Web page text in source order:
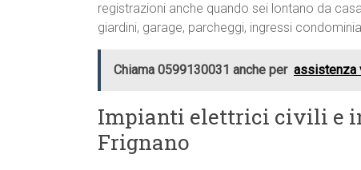
registrazioni anche quando sei lontano da
giardini, garage, parcheggi, ingressi
Chiama 0599130031 anche per assistenza
Impianti elettrici civili e
Frignano